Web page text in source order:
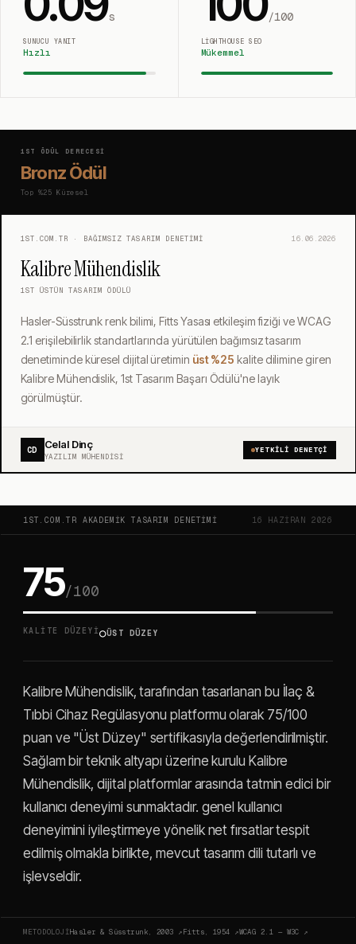
s
SUNUCU YANIT
Hızlı
/100
LIGHTHOUSE SEO
Mükemmel
1ST ÖDÜL DERECESI
Bronz Ödül
Top %25 Küresel
1ST.COM.TR · BAĞIMSIZ TASARIM DENETIMI 16.06.2026
Kalibre Mühendislik
1ST ÜSTÜN TASARIM ÖDÜLÜ
Hasler-Süsstrunk renk bilimi, Fitts Yasası etkileşim fiziği ve WCAG
2.1 erişilebilirlik standartlarında yürütülen bağımsız tasarım
denetiminde küresel dijital üretimin üst %25 kalite dilimine giren
Kalibre Mühendislik, 1st Tasarım Başarı Ödülü'ne layık
görülmüştür.
CD Celal Dinç
YAZILIM MÜHENDISI
YETKILI DENETÇI
1ST.COM.TR AKADEMIK TASARIM DENETIMI 16 HAZIRAN 2026
75/100
KALITE DÜZEYI○ÜST DÜZEY
Kalibre Mühendislik, tarafından tasarlanan bu İlaç &
Tıbbi Cihaz Regülasyonu platformu olarak 75/100
puan ve "Üst Düzey" sertifikasıyla değerlendirilmiştir.
Sağlam bir teknik altyapı üzerine kurulu Kalibre
Mühendislik, dijital platformlar arasında tatmin edici bir
kullanıcı deneyimi sunmaktadır. genel kullanıcı
deneyimini iyileştirmeye yönelik net fırsatlar tespit
edilmiş olmakla birlikte, mevcut tasarım dili tutarlı ve
işlevseldir.
METODOLOJIHasler & Süsstrunk, 2003 ↗Fitts, 1954 ↗WCAG 2.1 — W3C ↗